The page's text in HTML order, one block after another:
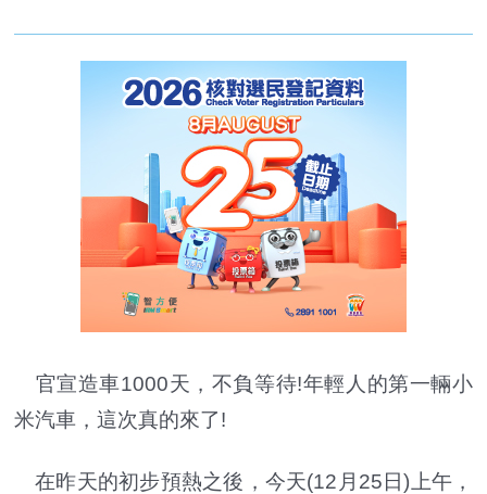
官宣造車1000天，不負等待!年輕人的第一輛小
米汽車，這次真的來了!
在昨天的初步預熱之後，今天(12月25日)上午，